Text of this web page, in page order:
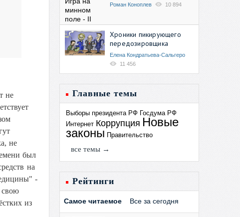
не
не
был
на
-
свою
из
Роман Коноплев 10 894
Хроники пикирующего
передозировщика
Елена Кондратьева-Сальгеро
11 456
Главные темы
Выборы президента РФ Госдума РФ
Интернет Коррупция Новые
законы Правительство
все темы →
Рейтинги
Самое читаемое Все за сегодня